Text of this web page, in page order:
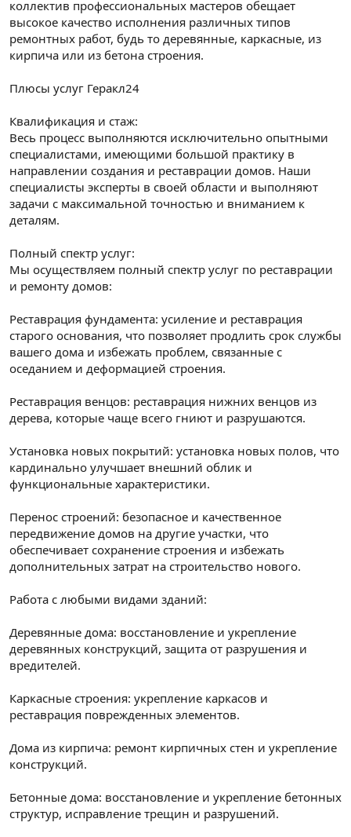
коллектив профессиональных мастеров обещает
высокое качество исполнения различных типов
ремонтных работ, будь то деревянные, каркасные, из
кирпича или из бетона строения.
Плюсы услуг Геракл24
Квалификация и стаж:
Весь процесс выполняются исключительно опытными
специалистами, имеющими большой практику в
направлении создания и реставрации домов. Наши
специалисты эксперты в своей области и выполняют
задачи с максимальной точностью и вниманием к
деталям.
Полный спектр услуг:
Мы осуществляем полный спектр услуг по реставрации
и ремонту домов:
Реставрация фундамента: усиление и реставрация
старого основания, что позволяет продлить срок службы
вашего дома и избежать проблем, связанные с
оседанием и деформацией строения.
Реставрация венцов: реставрация нижних венцов из
дерева, которые чаще всего гниют и разрушаются.
Установка новых покрытий: установка новых полов, что
кардинально улучшает внешний облик и
функциональные характеристики.
Перенос строений: безопасное и качественное
передвижение домов на другие участки, что
обеспечивает сохранение строения и избежать
дополнительных затрат на строительство нового.
Работа с любыми видами зданий:
Деревянные дома: восстановление и укрепление
деревянных конструкций, защита от разрушения и
вредителей.
Каркасные строения: укрепление каркасов и
реставрация поврежденных элементов.
Дома из кирпича: ремонт кирпичных стен и укрепление
конструкций.
Бетонные дома: восстановление и укрепление бетонных
структур, исправление трещин и разрушений.